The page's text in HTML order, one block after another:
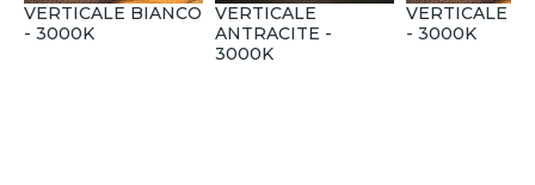
VERTICALE BIANCO
- 3000K
VERTICALE
ANTRACITE -
3000K
VERTICALE
- 3000K